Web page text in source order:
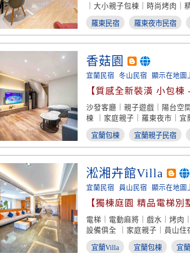
｜大小親子包棟｜時尚烤肉｜
羅東民宿 羅東夜市民宿
香菇園
宜蘭民宿 冬山民宿 顯示在地圖
【質感全新裝潢 小包
通】
沙發客廳｜親子遊戲｜陽台空
棟 ｜家庭親子｜羅東夜市｜宜
宜蘭包棟 宜蘭親子民宿
淞湘卉館Villa
宜蘭民宿 員山民宿 顯示在地圖
【獨棟庭園 精品電梯
假享受】
電梯｜電動麻將｜戲水｜烤肉
設備俱全 ｜家庭親子｜員山住
宜蘭Villa 宜蘭包棟 宜